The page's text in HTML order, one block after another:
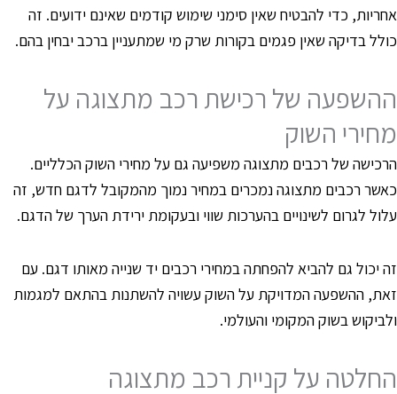
כדי להבטיח שאין סימני שימוש קודמים שאינם ידועים. זה
בדיקה שאין פגמים בקורות שרק מי שמתעניין ברכב יבחין בהם.
של רכישת רכב מתצוגה על
השוק
של רכבים מתצוגה משפיעה גם על מחירי השוק הכלליים.
רכבים מתצוגה נמכרים במחיר נמוך מהמקובל לדגם חדש, זה
לגרום לשינויים בהערכות שווי ובעקומת ירידת הערך של הדגם.
יכול גם להביא להפחתה במחירי רכבים יד שנייה מאותו דגם. עם
ההשפעה המדויקת על השוק עשויה להשתנות בהתאם למגמות
בשוק המקומי והעולמי.
על קניית רכב מתצוגה